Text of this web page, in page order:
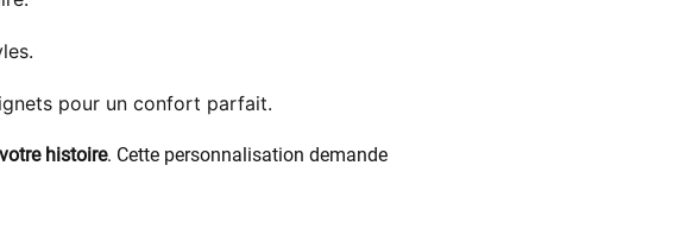
pour un confort parfait.
votre histoire. Cette personnalisation demande